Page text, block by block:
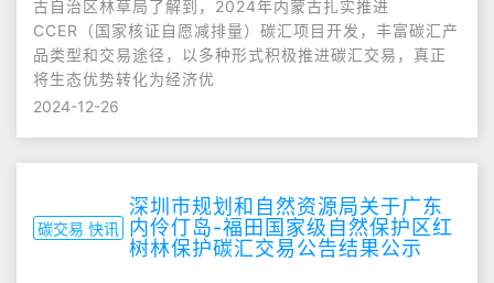
古自治区林草局了解到，2024年内蒙古扎实推进
CCER（国家核证自愿减排量）碳汇项目开发，丰富碳汇产
品类型和交易途径，以多种形式积极推进碳汇交易，真正
将生态优势转化为经济优
2024-12-26
碳交易 快讯
深圳市规划和自然资源局关于广东
内伶仃岛-福田国家级自然保护区红
树林保护碳汇交易公告结果公示